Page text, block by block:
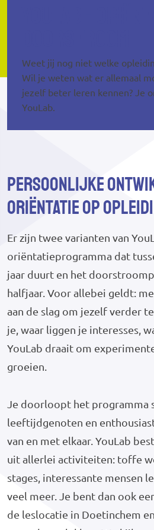
Weet jij nog niet welke
Wil je weten wat er allemaal
jezelf beter leren kennen? Je
YouLab.
Persoonlijke
oriëntatie op
Er zijn twee varianten van
oriëntatieprogramma dat
jaar duurt en het
halfjaar. Voor allebei geldt:
aan de slag om jezelf verder
je, waar liggen je interesses,
YouLab draait om
groeien.
Je doorloopt het programma
leeftijdgenoten en
van en met elkaar. YouLab
uit allerlei activiteiten: toffe
stages, interessante mensen
veel meer. Je bent dan ook
de leslocatie in Doetinchem